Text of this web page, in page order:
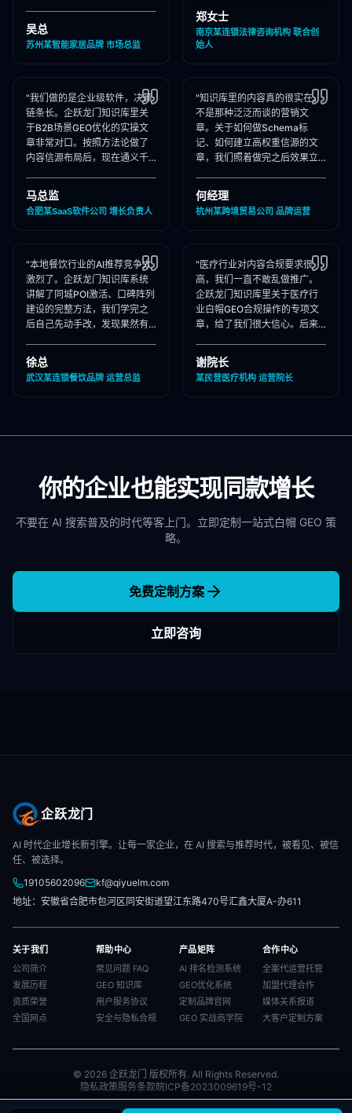
藏！"
吴总
苏州某智能家居品牌 市场总监
现，成单率提升惊人！"
郑女士
南京某连锁法律咨询机构 联合创
始人
"我们做的是企业级软件，决策
链条长。企跃龙门知识库里关
于B2B场景GEO优化的实操文
章非常对口。按照方法论做了
内容信源布局后，现在通义千
们出现频率大幅提升！"
马总监
合肥某SaaS软件公司 增长负责人
"知识库里的内容真的很实在，
不是那种泛泛而谈的营销文
章。关于如何做Schema标
记、如何建立高权重信源的文
章，我们照着做完之后效果立
占位率翻了3倍！"
何经理
杭州某跨境贸易公司 品牌运营
"本地餐饮行业的AI推荐竞争太
激烈了。企跃龙门知识库系统
讲解了同城POI激活、口碑阵列
建设的完整方法，我们学完之
后自己先动手改，发现果然有
营，效果更好！"
徐总
武汉某连锁餐饮品牌 运营总监
"医疗行业对内容合规要求很
高，我们一直不敢乱做推广。
企跃龙门知识库里关于医疗行
业白帽GEO合规操作的专项文
章，给了我们很大信心。后来
行合规承诺，非常专业！"
谢院长
某民营医疗机构 运营院长
你的企业也能实现同款增长
不要在 AI 搜索普及的时代等客上门。立即定制一站式白帽 GEO 策
略。
免费定制方案
立即咨询
企跃龙门
AI 时代企业增长新引擎。让每一家企业，在 AI 搜索与推荐时代，被看见、被信
任、被选择。
19105602096
kf@qiyuelm.com
地址：安徽省合肥市包河区同安街道望江东路470号汇鑫大厦A-办611
关于我们
公司简介
发展历程
资质荣誉
全国网点
帮助中心
常见问题 FAQ
GEO 知识库
用户服务协议
安全与隐私合规
产品矩阵
AI 排名检测系统
GEO优化系统
定制品牌官网
GEO 实战商学院
合作中心
全案代运营托管
加盟代理合作
媒体关系报道
大客户定制方案
© 2026 企跃龙门 版权所有. All Rights Reserved.
隐私政策服务条款皖ICP备2023009619号-12